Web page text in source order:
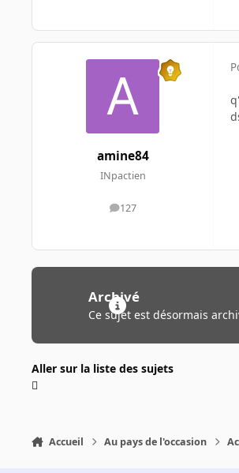
amine84
INpactien
127
messages
Archivé
Ce sujet est désormais
Aller sur la liste des sujets
Accueil Au pays de l'occasion